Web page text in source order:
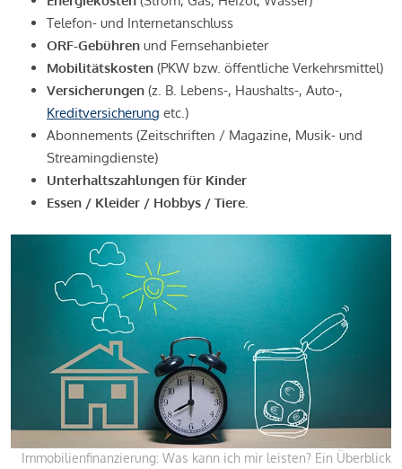
Telefon- und Internetanschluss
ORF-Gebühren und Fernsehanbieter
Mobilitätskosten (PKW bzw. öffentliche Verkehrsmittel)
Versicherungen (z. B. Lebens-, Haushalts-, Auto-,
Kreditversicherung etc.)
Abonnements (Zeitschriften / Magazine, Musik- und
Streamingdienste)
Unterhaltszahlungen für Kinder
Essen / Kleider / Hobbys / Tiere.
Immobilienfinanzierung: Was kann ich mir leisten? Ein Überblick